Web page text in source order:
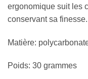
ergonomique suit les
conservant sa finesse.
Matière:
Poids: 30 grammes